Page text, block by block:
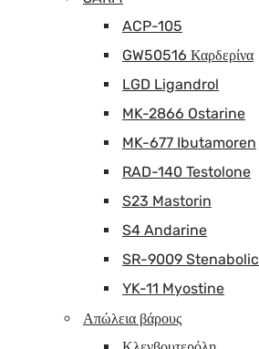
ACP-105
GW50516 Καρδερίνα
LGD Ligandrol
MK-2866 Ostarine
MK-677 Ibutamoren
RAD-140 Testolone
S23 Mastorin
S4 Andarine
SR-9009 Stenabolic
YK-11 Myostine
Απώλεια βάρους